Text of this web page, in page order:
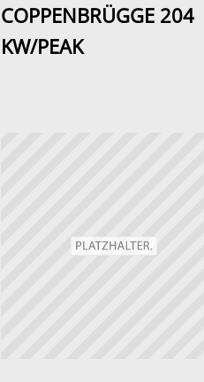
COPPENBRÜGGE 204
KW/PEAK